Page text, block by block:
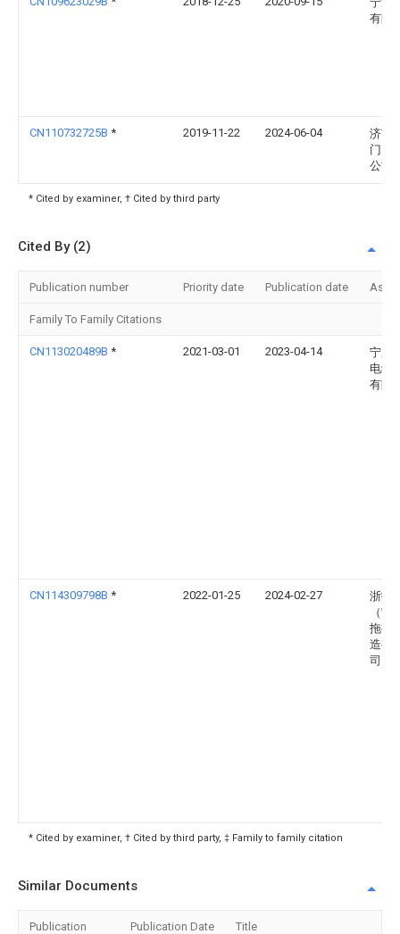
有限
CN110732725B * 2019-11-22 2024-06-04
济南
门窗
公司
* Cited by examiner, † Cited by third party
Cited By (2)
Publication number Priority date Publication date
Family To Family Citations
CN113020489B * 2021-03-01 2023-04-14
宁夏
电缆
有限
CN114309798B * 2022-01-25 2024-02-27
浙拖
（宁
拖拉
造有
司
* Cited by examiner, † Cited by third party, ‡ Family to family citation
Similar Documents
Publication Publication Date Title